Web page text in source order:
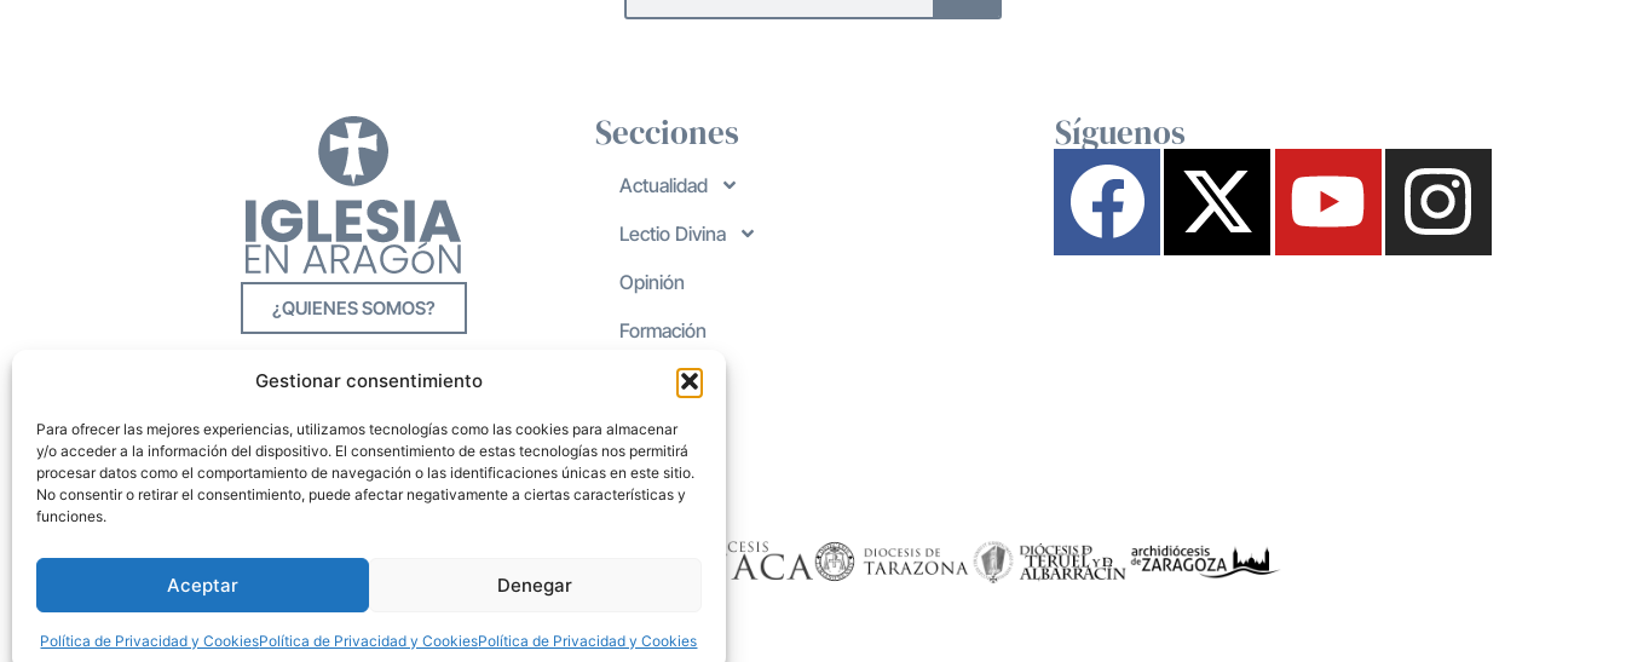
Gestionar consentimiento
Para ofrecer las mejores experiencias, utilizamos tecnologías como las cookies para almacenar
y/o acceder a la información del dispositivo. El consentimiento de estas tecnologías nos permitirá
procesar datos como el comportamiento de navegación o las identificaciones únicas en este sitio.
No consentir o retirar el consentimiento, puede afectar negativamente a ciertas características y
funciones.
Aceptar Denegar
Política de Privacidad y CookiesPolítica de Privacidad y CookiesPolítica de Privacidad y Cookies
¿QUIENES SOMOS?
Secciones
Actualidad
Lectio Divina
Opinión
Formación
Síguenos